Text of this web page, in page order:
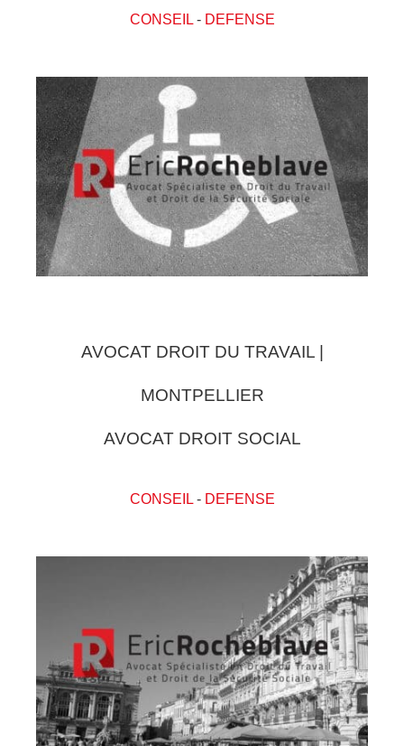
CONSEIL- DEFENSE
AVOCAT DROIT DU TRAVAIL |
MONTPELLIER
AVOCAT DROIT SOCIAL
CONSEIL- DEFENSE